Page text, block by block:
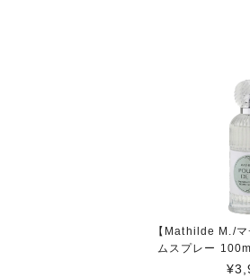
【Mathilde M./
ムスプレー